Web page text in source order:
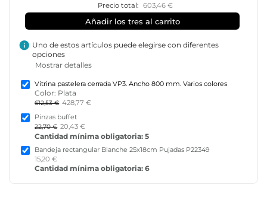
Precio total:
603,46 €
Añadir los tres al carrito
info Uno de estos artículos puede elegirse con diferentes
opciones
Mostrar detalles
Vitrina pastelera cerrada VP3. Ancho 800 mm. Varios colores
Color: Plata
612,53 € 428,77 €
Pinzas buffet
22,70 € 20,43 €
Cantidad mínima obligatoria: 5
Bandeja rectangular Blanche 25x18cm Pujadas P22349
15,20 €
Cantidad mínima obligatoria: 6